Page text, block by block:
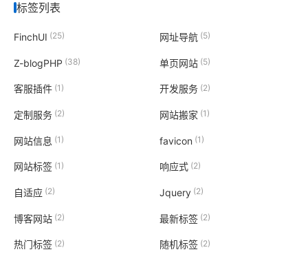
标签列表
FinchUI (25) 网址导航(5)
Z-blogPHP (38) 单页网站(5)
客服插件 (1) 开发服务(2)
定制服务 (2) 网站搬家 (1)
网站信息 (1) favicon (1)
网站标签 (1) 响应式(2)
自适应 (2) Jquery(2)
博客网站 (2) 最新标签(2)
热门标签 (2) 随机标签(2)